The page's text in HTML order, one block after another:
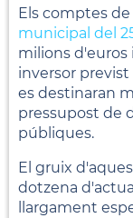
Els comptes de
municipal del
milions
inversor
es destinaran
pressupost de
públiques.
El gruix
dotzena
llargament